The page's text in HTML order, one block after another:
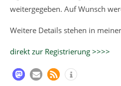
weitergegeben. Auf Wunsch
Weitere Details stehen in
direkt zur Registrierung >>>>